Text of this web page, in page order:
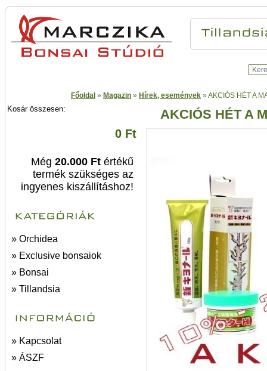
Főoldal » Magazin » Hírek, események »AKCIÓS HÉT A
Kosár összesen:
0 Ft
Még 20.000 Ft értékű
termék szükséges az
ingyenes kiszállításhoz!
» Orchidea
» Exclusive bonsaiok
» Bonsai
» Tillandsia
» Kapcsolat
» ÁSZF
AKCIÓS HÉT A